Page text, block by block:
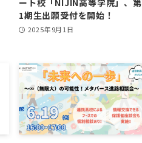
1期生出願受付を開始！
2025年9月1日